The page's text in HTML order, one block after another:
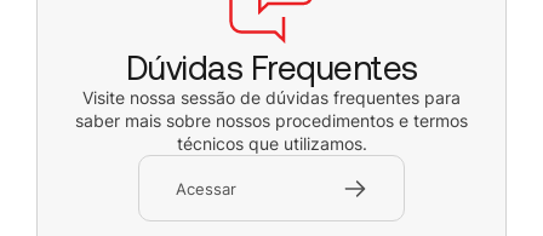
Dúvidas Frequentes
Visite nossa sessão de dúvidas frequentes para
saber mais sobre nossos procedimentos e termos
técnicos que utilizamos.
Acessar